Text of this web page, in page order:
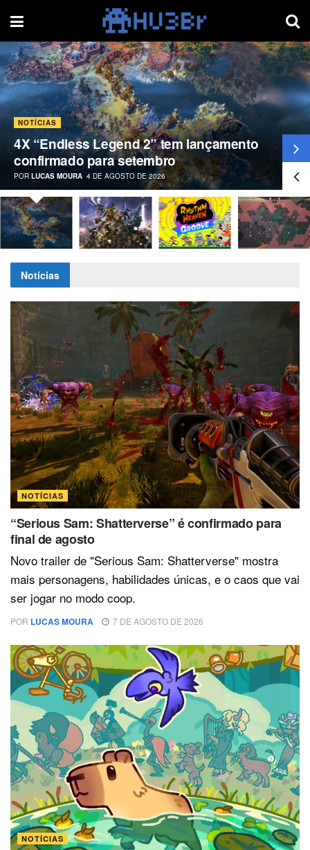
NOTÍCIAS
4X “Endless Legend 2” tem lançamento
confirmado para setembro
POR LUCAS MOURA 4 DE AGOSTO DE 2026
Notícias
NOTÍCIAS
“Serious Sam: Shatterverse” é confirmado para
final de agosto
Novo trailer de "Serious Sam: Shatterverse" mostra
mais personagens, habilidades únicas, e o caos que vai
ser jogar no modo coop.
POR LUCAS MOURA 7 DE AGOSTO DE 2026
NOTÍCIAS